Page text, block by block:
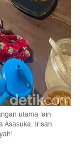
utama lain
Asasuka. Irisan